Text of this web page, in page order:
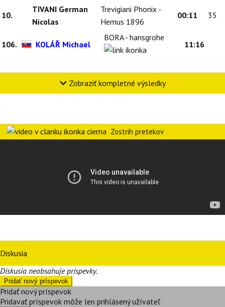
10.
TIVANI German
Nicolas
Trevigiani Phonix -
Hemus 1896
00:11 35
106. KOLÁŘ Michael
BORA - hansgrohe
11:16
Zobraziť kompletné výsledky
Zostrih pretekov
Diskusia
Diskusia neobsahuje príspevky.
Pridať nový príspevok
Pridať nový príspevok
Pridavať príspevok môže len prihlásený užívateľ